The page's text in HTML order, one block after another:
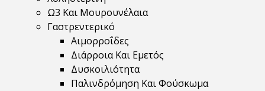
Ω3 Και Μουρουνέλαια
Γαστρεντερικό
Αιμορροΐδες
Διάρροια Και Εμετός
Δυσκοιλιότητα
Παλινδρόμηση Και Φούσκωμα